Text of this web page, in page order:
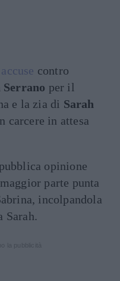
contro
Serrano per il
e la zia di Sarah
carcere in attesa
opinione
parte punta
incolpandola
Sarah.